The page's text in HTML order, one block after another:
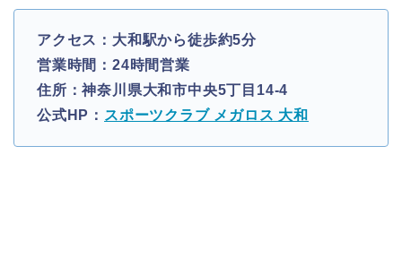
アクセス：大和駅から徒歩約5分
営業時間：24時間営業
住所：神奈川県大和市中央5丁目14-4
公式HP： スポーツクラブ メガロス 大和